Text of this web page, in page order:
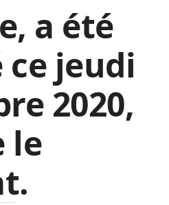
a été
jeudi
2020,
le